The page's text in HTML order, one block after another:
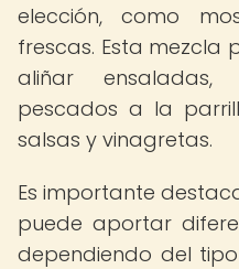
elección, como
frescas. Esta mezcla
aliñar
pescados a la
salsas y vinagretas.
Es importante
puede aportar
dependiendo del